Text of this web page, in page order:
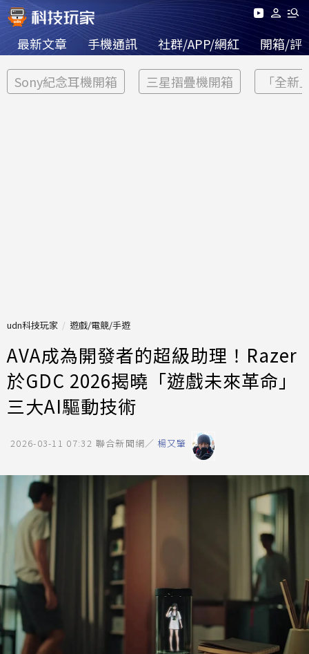
最新文章 手機通訊 社群/APP/網紅 開箱/評
Sony紀念耳機開箱 三星摺疊機開箱 「全新
udn科技玩家 遊戲/電競/手遊
AVA成為開發者的超級助理！Razer
於GDC 2026揭曉「遊戲未來革命」
三大AI驅動技術
2026-03-11 07:32 聯合新聞網／ 楊又肇